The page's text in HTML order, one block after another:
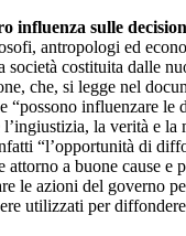
influenza sulle
antropologi ed
società costituita dalle
che, si legge nel
“possono influenzare le
la verità e la
“l’opportunità di
attorno a buone cause e
le azioni del governo
utilizzati per